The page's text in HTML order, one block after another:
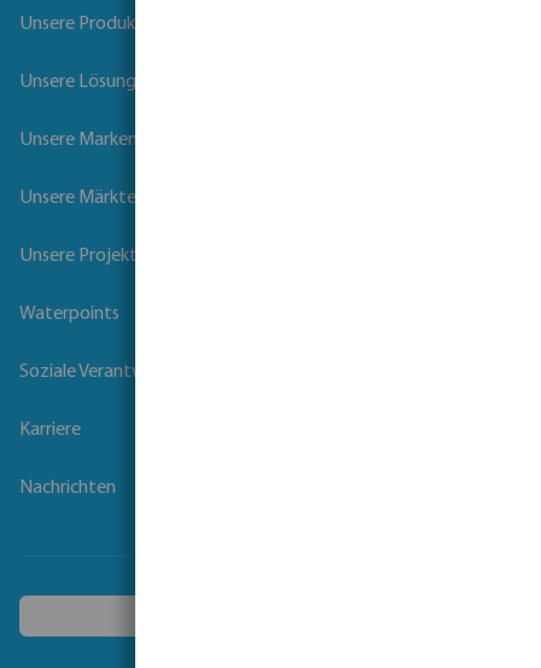
Unsere Produkte
Unsere Lösungen
Unsere Marken
Unsere Märkte
Unsere Projekte
Waterpoints
Soziale Verantwortung der Unternehmen
Karriere
Nachrichten